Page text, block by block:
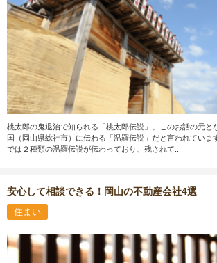
桃太郎の鬼退治で知られる「桃太郎伝説」。このお話の元と
国（岡山県総社市）に伝わる「温羅伝説」だと言われていま
では２種類の温羅伝説が伝わっており、残されて...
安心して相談できる！岡山の不動産会社4選
住まい